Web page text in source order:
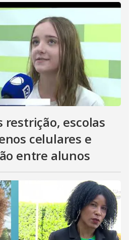
restrição, escolas
celulares e
entre alunos